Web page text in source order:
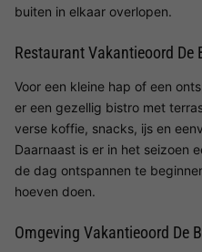
buiten in elkaar overlopen.
Restaurant Vakantieoord De
Voor een kleine hap of een
er een gezellig bistro met
verse koffie, snacks, ijs en
Daarnaast is er in het seizoen
de dag ontspannen te
hoeven doen.
Omgeving Vakantieoord De